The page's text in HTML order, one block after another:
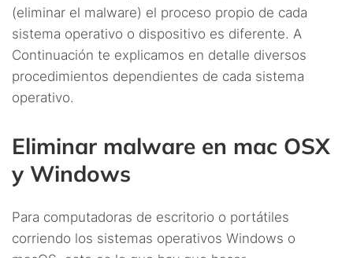
(eliminar el malware) el proceso propio de cada
sistema operativo o dispositivo es diferente. A
Continuación te explicamos en detalle diversos
procedimientos dependientes de cada sistema
operativo.
Eliminar malware en mac OSX
y Windows
Para computadoras de escritorio o portátiles
corriendo los sistemas operativos Windows o